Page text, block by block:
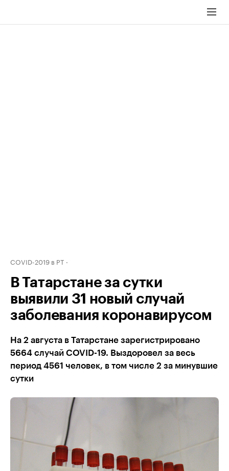
COVID-2019 в РТ
В Татарстане за сутки
выявили 31 новый случай
заболевания коронавирусом
На 2 августа в Татарстане зарегистрировано
5664 случай COVID-19. Выздоровел за весь
период 4561 человек, в том числе 2 за минувшие
сутки